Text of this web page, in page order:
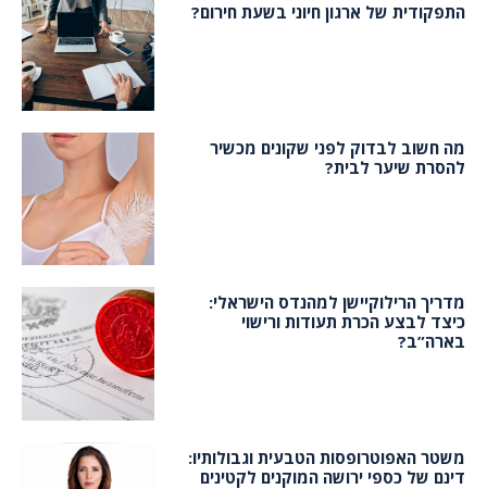
התפקודית של ארגון חיוני בשעת חירום?
מה חשוב לבדוק לפני שקונים מכשיר
להסרת שיער לבית?
מדריך הרילוקיישן למהנדס הישראלי:
כיצד לבצע הכרת תעודות ורישוי
בארה”ב?
משטר האפוטרופסות הטבעית וגבולותיו:
דינם של כספי ירושה המוקנים לקטינים